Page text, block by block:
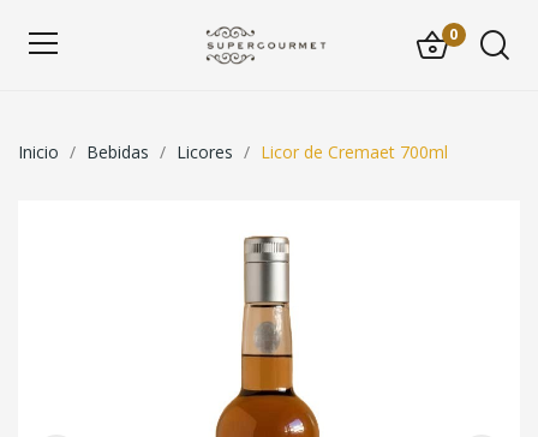
0
Inicio Bebidas Licores Licor de Cremaet 700ml